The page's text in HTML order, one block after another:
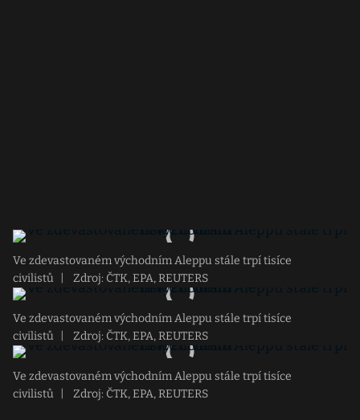
Ve zdevastovaném východním Aleppu stále trpí tisíce
civilistů
Zdroj: ČTK, EPA, REUTERS
Ve zdevastovaném východním Aleppu stále trpí tisíce
civilistů
Zdroj: ČTK, EPA, REUTERS
Ve zdevastovaném východním Aleppu stále trpí tisíce
civilistů
Zdroj: ČTK, EPA, REUTERS